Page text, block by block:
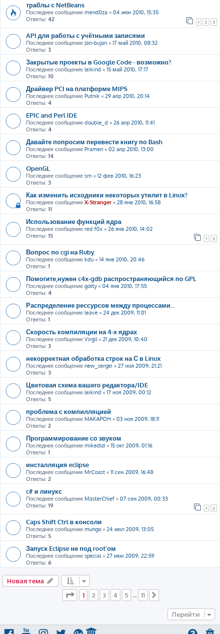
траблы с NetBeans
Последнее сообщение mend0za « 04 июн 2010, 15:35
Ответы: 42 1 2 3
API для работы с учётными записями
Последнее сообщение Jan-bujan « 17 май 2010, 08:32
Ответы: 3
Закрытые проекты в Google Code - возможно?
Последнее сообщение leikind « 15 май 2010, 17:17
Ответы: 10
Драйвер PCI на платформе MIPS
Последнее сообщение Putnik « 29 апр 2010, 20:14
Ответы: 4
EPIC and Perl IDE
Последнее сообщение double_d « 26 апр 2010, 11:41
Ответы: 4
Давайте попросим перевести книгу по Bash
Последнее сообщение Pramen « 02 апр 2010, 13:00
Ответы: 14
OpenGL
Последнее сообщение sm « 12 фев 2010, 16:23
Ответы: 3
Как изменить исходники некоторых утилит в Linux?
Последнее сообщение X-Stranger« 28 янв 2010, 16:58
Ответы: 11
Использование функций ядра
Последнее сообщение red f0x « 26 янв 2010, 14:02
Ответы: 15 1 2
Вопрос по cgi на Ruby.
Последнее сообщение kdu « 14 янв 2010, 20:46
Ответы: 1
Помогите,нужен c4x-gdb распространяющийся по GPL
Последнее сообщение gotty« 04 янв 2010, 17:55
Ответы: 4
Распределение рессурсов между процессами...
Последнее сообщение leave « 24 дек 2009, 11:01
Ответы: 1
Скорость компиляции на 4-х ядрах
Последнее сообщение Virgil« 21 дек 2009, 10:40
Ответы: 3
некорректная обработка строк на С в Linux
Последнее сообщение new_sergei « 27 ноя 2009, 21:21
Ответы: 3
Цветовая схема вашего редактора/IDE
Последнее сообщение leikind « 17 ноя 2009, 00:12
Ответы: 5
проблема с компилляцией
Последнее сообщение MAKAPOH « 03 ноя 2009, 18:11
Ответы: 2
Программирование со звуком
Последнее сообщение mikedld « 15 окт 2009, 01:16
Ответы: 1
инсталляция eclipse
Последнее сообщение MrCoast « 11 сен 2009, 16:48
Ответы: 2
c# и линукс
Последнее сообщение MasterChief « 07 сен 2009, 00:33
Ответы: 19 1 2
Caps Shift Ctrl в консоли
Последнее сообщение mungo « 24 июл 2009, 13:05
Ответы: 5
Запуск Eclipse не под root'ом
Последнее сообщение special« 27 июн 2009, 22:59
Ответы: 6
Новая тема
Страница
из
1 2 3 4 5 … 11
Перейти